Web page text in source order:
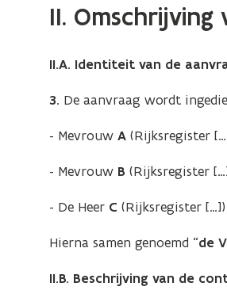
II.
II.A. Identiteit van de
3. De aanvraag wordt
- MevrouwA (Rijksregister
- Mevrouw B (Rijksregister
- De Heer C (Rijksregister
Hierna samen genoemd “de
II.B. Beschrijving van de